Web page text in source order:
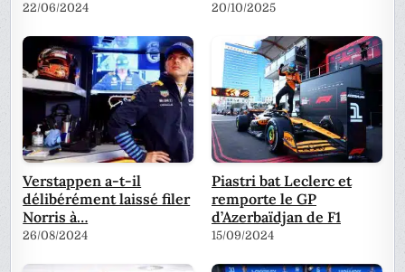
22/06/2024 20/10/2025
Verstappen a-t-il
délibérément laissé filer
Norris à…
26/08/2024
Piastri bat Leclerc et
remporte le GP
d’Azerbaïdjan de F1
15/09/2024